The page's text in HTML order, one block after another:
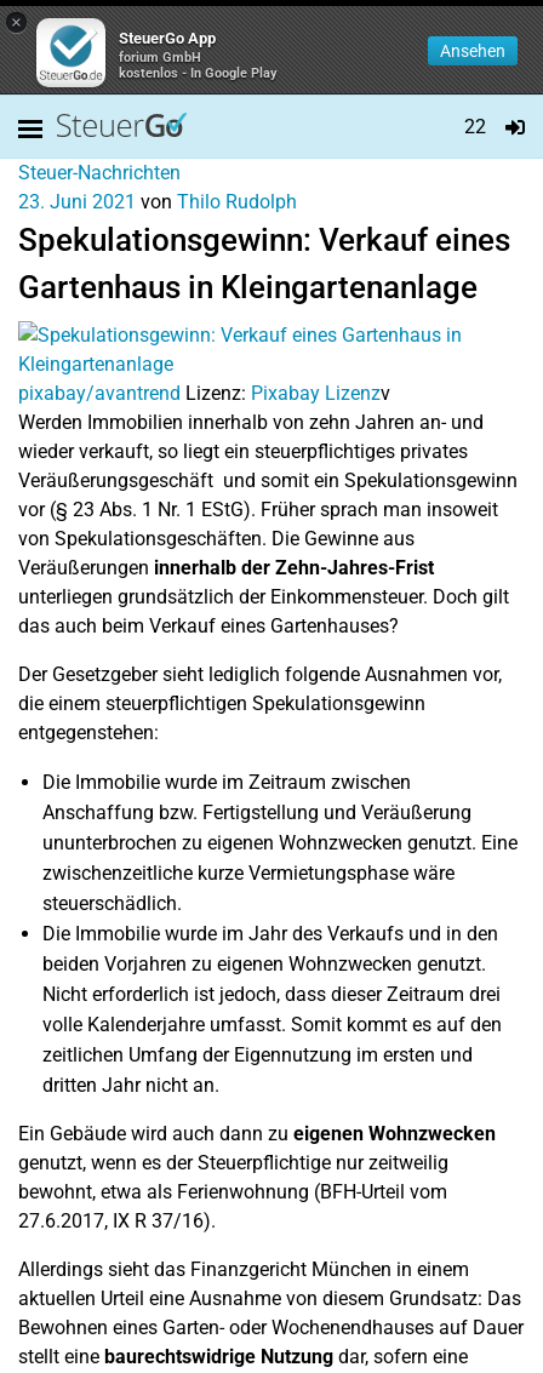
×
SteuerGo App
forium GmbH
kostenlos - In Google Play
Ansehen
22
Steuer-Nachrichten
23. Juni 2021 von Thilo Rudolph
Spekulationsgewinn: Verkauf eines
Gartenhaus in Kleingartenanlage
pixabay/avantrend Lizenz: Pixabay Lizenzv
Werden Immobilien innerhalb von zehn Jahren an- und
wieder verkauft, so liegt ein steuerpflichtiges privates
Veräußerungsgeschäft und somit ein Spekulationsgewinn
vor (§ 23 Abs. 1 Nr. 1 EStG). Früher sprach man insoweit
von Spekulationsgeschäften. Die Gewinne aus
Veräußerungen innerhalb der Zehn-Jahres-Frist
unterliegen grundsätzlich der Einkommensteuer. Doch gilt
das auch beim Verkauf eines Gartenhauses?
Der Gesetzgeber sieht lediglich folgende Ausnahmen vor,
die einem steuerpflichtigen Spekulationsgewinn
entgegenstehen:
Die Immobilie wurde im Zeitraum zwischen
Anschaffung bzw. Fertigstellung und Veräußerung
ununterbrochen zu eigenen Wohnzwecken genutzt. Eine
zwischenzeitliche kurze Vermietungsphase wäre
steuerschädlich.
Die Immobilie wurde im Jahr des Verkaufs und in den
beiden Vorjahren zu eigenen Wohnzwecken genutzt.
Nicht erforderlich ist jedoch, dass dieser Zeitraum drei
volle Kalenderjahre umfasst. Somit kommt es auf den
zeitlichen Umfang der Eigennutzung im ersten und
dritten Jahr nicht an.
Ein Gebäude wird auch dann zu eigenen Wohnzwecken
genutzt, wenn es der Steuerpflichtige nur zeitweilig
bewohnt, etwa als Ferienwohnung (BFH-Urteil vom
27.6.2017, IX R 37/16).
Allerdings sieht das Finanzgericht München in einem
aktuellen Urteil eine Ausnahme von diesem Grundsatz: Das
Bewohnen eines Garten- oder Wochenendhauses auf Dauer
stellt eine baurechtswidrige Nutzung dar, sofern eine